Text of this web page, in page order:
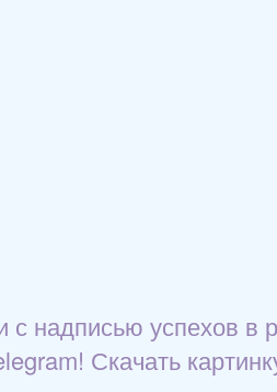
надписью успехов
Скачать